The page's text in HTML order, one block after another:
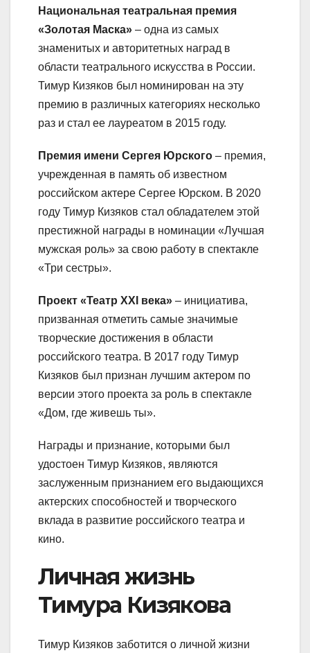
Национальная театральная премия
«Золотая Маска» – одна из самых
знаменитых и авторитетных наград в
области театрального искусства в России.
Тимур Кизяков был номинирован на эту
премию в различных категориях несколько
раз и стал ее лауреатом в 2015 году.
Премия имени Сергея Юрского – премия,
учрежденная в память об известном
российском актере Сергее Юрском. В 2020
году Тимур Кизяков стал обладателем этой
престижной награды в номинации «Лучшая
мужская роль» за свою работу в спектакле
«Три сестры».
Проект «Театр XXI века» – инициатива,
призванная отметить самые значимые
творческие достижения в области
российского театра. В 2017 году Тимур
Кизяков был признан лучшим актером по
версии этого проекта за роль в спектакле
«Дом, где живешь ты».
Награды и признание, которыми был
удостоен Тимур Кизяков, являются
заслуженным признанием его выдающихся
актерских способностей и творческого
вклада в развитие российского театра и
кино.
Личная жизнь
Тимура Кизякова
Тимур Кизяков заботится о личной жизни